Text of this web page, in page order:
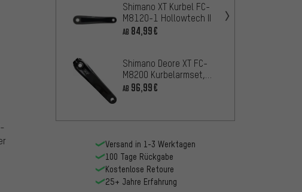
Shimano XT Kurbel FC-
M8120-1 Hollowtech II
AB 84,99€
Shimano Deore XT FC-
M8200 Kurbelarmset,
12-fach
AB 96,99€
Versand in 1-3 Werktagen
100 Tage Rückgabe
Kostenlose Retoure
25+ Jahre Erfahrung